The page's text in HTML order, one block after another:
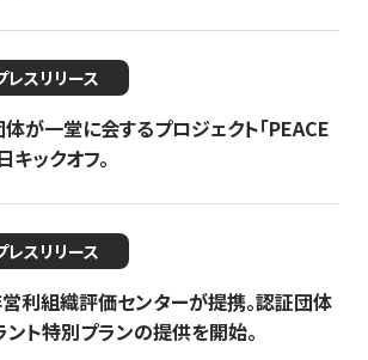
レスリリース
が一堂に会するプロジェクト「PEACE
ックオフ。
レスリリース
利組織評価センターが提携。認証団体
ト特別プランの提供を開始。